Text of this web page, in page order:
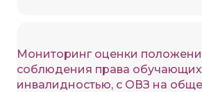
Мониторинг оценки
соблюдения права
инвалидностью, с ОВЗ на